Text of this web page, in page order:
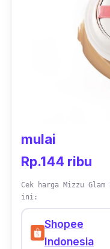
mampu menutup
bekas jerawat
mulai
Rp.144 ribu
Cek harga Mizzu
ini:
Shopee
Indonesia